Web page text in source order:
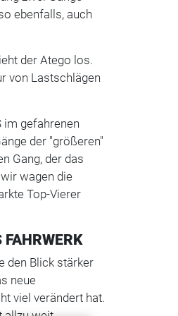
ebenfalls, auch
der Atego los.
von Lastschlägen
im gefahrenen
der "größeren"
Gang, der das
wagen die
Top-Vierer
FAHRWERK
den Blick stärker
neue
viel verändert hat.